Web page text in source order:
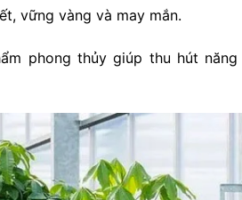
vững vàng và may mắn.
phong thủy giúp thu hút